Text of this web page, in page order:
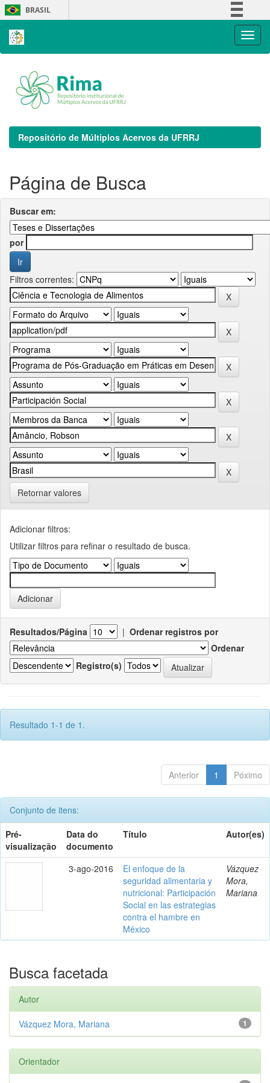
Skip
navigation
BRASIL
Repositório de Múltiplos Acervos da UFRRJ
Página de Busca
Buscar em:
por
Filtros correntes:
Retornar valores
Adicionar filtros:
Utilizar filtros para refinar o resultado de busca.
Resultados/Página | Ordenar registros por
Ordenar
Registro(s)
Resultado 1-1 de 1.
Anterior 1 Póximo
Conjunto de itens:
Pré-
visualização
Data do
documento
Título Autor(es)
3-ago-2016
El enfoque de la
seguridad alimentaria y
nutricional: Participación
Social en las estrategias
contra el hambre en
México
Vázquez
Mora,
Mariana
Busca facetada
Autor
1
Vázquez Mora, Mariana
Orientador